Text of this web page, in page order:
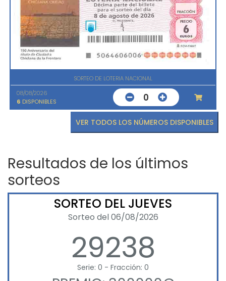
SORTEO DE LOTERIA NACIONAL
08/08/2026
6 DISPONIBLES 0
VER TODOS LOS NÚMEROS DISPONIBLES
Resultados de los últimos
sorteos
SORTEO DEL JUEVES
Sorteo del 06/08/2026
29238
Serie: 0 - Fracción: 0